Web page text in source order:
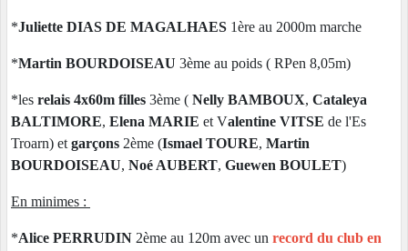
*Juliette DIAS DE MAGALHAES 1ère au 2000m marche
*Martin BOURDOISEAU 3ème au poids ( RPen 8,05m)
*les relais 4x60m filles 3ème ( Nelly BAMBOUX, Cataleya
BALTIMORE, Elena MARIE et Valentine VITSE de l'Es
Troarn) et garçons 2ème (Ismael TOURE, Martin
BOURDOISEAU, Noé AUBERT, Guewen BOULET)
En minimes :
*Alice PERRUDIN 2ème au 120m avec un record du club en